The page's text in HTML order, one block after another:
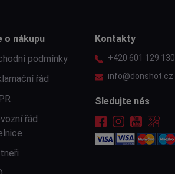
o nákupu
podmínky
řád
řád
Kontakty
+420 601 129 130
info@donshot.cz
Sledujte nás